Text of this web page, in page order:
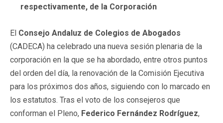
respectivamente, de la Corporación
El Consejo Andaluz de Colegios de Abogados
(CADECA) ha celebrado una nueva sesión plenaria de la
corporación en la que se ha abordado, entre otros puntos
del orden del día, la renovación de la Comisión Ejecutiva
para los próximos dos años, siguiendo con lo marcado en
los estatutos. Tras el voto de los consejeros que
conforman el Pleno, Federico Fernández Rodríguez,